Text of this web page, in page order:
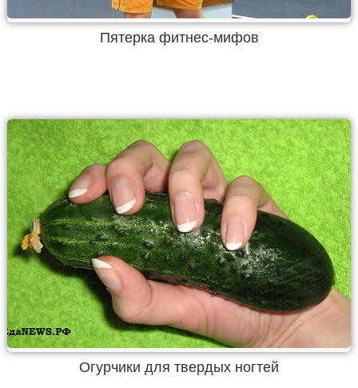
Пятерка фитнес-мифов
Огурчики для твердых ногтей